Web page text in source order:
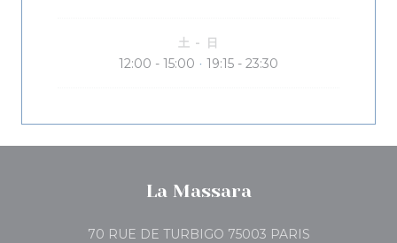
土 - 日
12:00 - 15:00 • 19:15 - 23:30
La Massara
70 RUE DE TURBIGO 75003 PARIS((新しいウィン